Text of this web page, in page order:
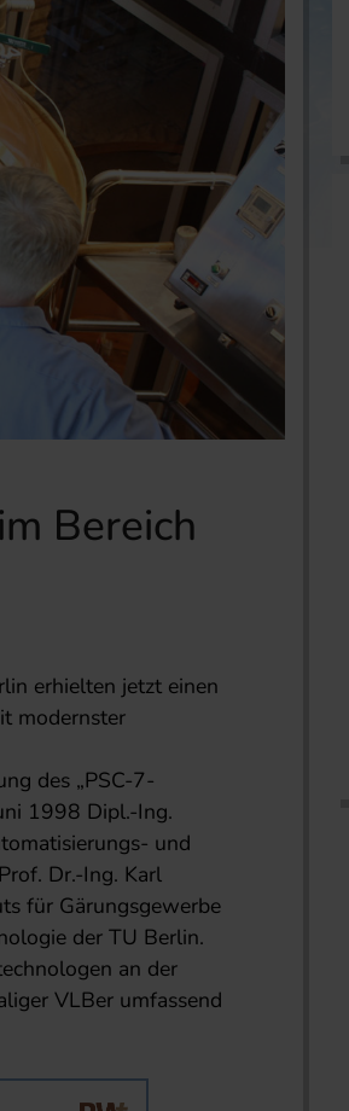
Bereich
erhielten jetzt einen
modernster
des „PSC-7-
1998 Dipl.-Ing.
und
Dr.-Ing. Karl
für Gärungsgewerbe
der TU Berlin.
an der
VLBer umfassend